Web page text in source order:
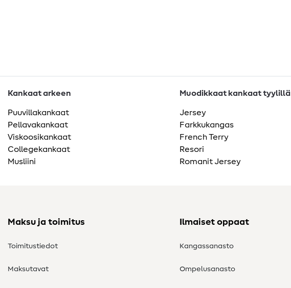
Kankaat arkeen
Puuvillakankaat
Pellavakankaat
Viskoosikankaat
Collegekankaat
Musliini
Muodikkaat kankaat tyylillä
Jersey
Farkkukangas
French Terry
Resori
Romanit Jersey
Maksu ja toimitus
Toimitustiedot
Maksutavat
Ilmaiset oppaat
Kangassanasto
Ompelusanasto